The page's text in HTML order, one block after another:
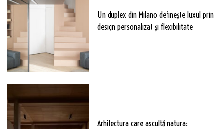
Un duplex din Milano definește luxul prin
design personalizat și flexibilitate
Arhitectura care ascultă natura: